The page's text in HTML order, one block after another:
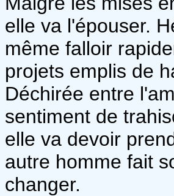
elle va l'épouser.
même falloir
projets emplis de
Déchirée entre
sentiment de
elle va devoir
autre homme fait
changer.